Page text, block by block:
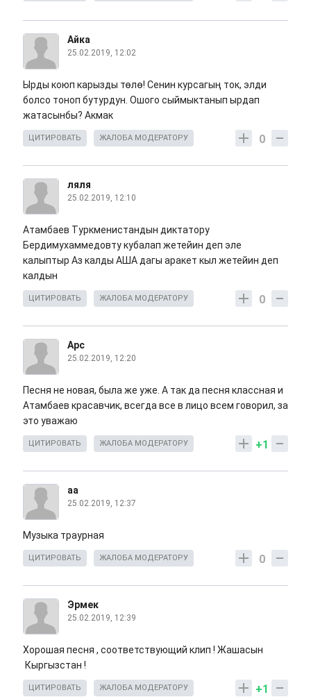
Айка
25.02.2019, 12:02
Ырды коюп карызды төлө! Сенин курсагың ток, элди
болсо тоноп бутурдун. Ошого сыймыктанып ырдап
жатасынбы? Акмак
0
ЦИТИРОВАТЬ ЖАЛОБА МОДЕРАТОРУ
ляля
25.02.2019, 12:10
Атамбаев Туркменистандын диктатору
Бердимухаммедовту кубалап жетейин деп эле
калыптыр Аз калды АША дагы аракет кыл жетейин деп
калдын
0
ЦИТИРОВАТЬ ЖАЛОБА МОДЕРАТОРУ
Арс
25.02.2019, 12:20
Песня не новая, была же уже. А так да песня классная и
Атамбаев красавчик, всегда все в лицо всем говорил, за
это уважаю
+1
ЦИТИРОВАТЬ ЖАЛОБА МОДЕРАТОРУ
аа
25.02.2019, 12:37
Музыка траурная
0
ЦИТИРОВАТЬ ЖАЛОБА МОДЕРАТОРУ
Эрмек
25.02.2019, 12:39
Хорошая песня , соответствующий клип ! Жашасын
Кыргызстан !
+1
ЦИТИРОВАТЬ ЖАЛОБА МОДЕРАТОРУ